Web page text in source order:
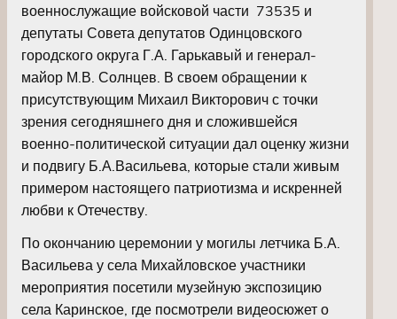
военнослужащие войсковой части 73535 и
депутаты Совета депутатов Одинцовского
городского округа Г.А. Гарькавый и генерал-
майор М.В. Солнцев. В своем обращении к
присутствующим Михаил Викторович с точки
зрения сегодняшнего дня и сложившейся
военно-политической ситуации дал оценку жизни
и подвигу Б.А.Васильева, которые стали живым
примером настоящего патриотизма и искренней
любви к Отечеству.
По окончанию церемонии у могилы летчика Б.А.
Васильева у села Михайловское участники
мероприятия посетили музейную экспозицию
села Каринское, где посмотрели видеосюжет о